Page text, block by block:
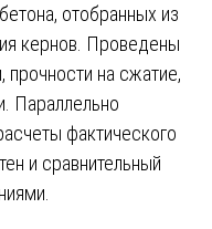
отобранных из
кернов. Проведены
прочности на сжатие,
Параллельно
фактического
и сравнительный